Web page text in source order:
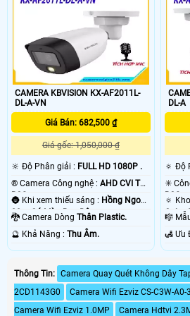
CAMERA KBVISION KX-AF2011L-
DL-A-VN
Giá Bán: 682,500 ₫
Giá gốc: 1,050,000 ₫
🔆 Độ Phân giải : FULL HD 1080P .
®️ Camera Công nghệ : AHD CVI TVI
BCS.
🌚 Khi xem thiếu sáng : Hồng Ngoại
20m Có Màu Ban Đêm.
🐉️ Camera Dòng Thân Plastic.
️🔮 Khả Năng : Thu Âm.
DL-A
🔅
BCS.
Color
🎼️
Thông Tin: Camera Quay Quét Không Dây
2CD1143G0
Camera Wifi Ezviz CS-C3W-A0-
Camera Wifi Ezviz 1.0MP
Camera Hdtvi